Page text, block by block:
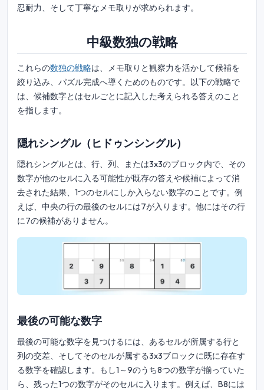
忍耐力、そして丁寧なメモ取りが求められます。
中級数独の戦略
これらの数独の戦略は、メモ取りと観察力を活かして候補を
絞り込み、パズル完成へ導くためのものです。以下の戦略で
は、候補数字とはセルごとに記入した考えられる答えのこと
を指します。
隠れシングル（ヒドゥンシングル）
隠れシングルとは、行、列、または3x3のブロック内で、その
数字が他のセルに入る可能性が既存の答えや候補によって消
去された結果、1つのセルにしか入らない数字のことです。例
えば、中央の行の最後のセルには7が入ります。他にはその行
に7の候補がありません。
最後の可能な数字
最後の可能な数字を見つけるには、あるセルが所属する行と
列の交差、そしてそのセルが属する3x3ブロックに既に存在す
る数字を確認します。もし1～9のうち8つの数字が揃っていた
ら、残った1つの数字がそのセルに入ります。例えば、B8には